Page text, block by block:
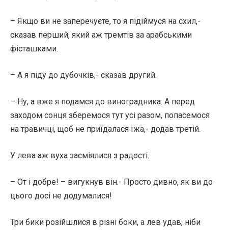
– Якщо ви не заперечуєте, то я підіймуся на схил,-
сказав перший, який аж тремтів за арабськими
фісташками.
– А я піду до дубочків,- сказав другий.
– Ну, а вже я подамся до виноградника. А перед
заходом сонця зберемося тут усі разом, попасемося
на травичці, щоб не приїдалася їжа,- додав третій.
У лева аж вуха засміялися з радості.
– От і добре! – вигукнув він.- Просто дивно, як ви до
цього досі не додумалися!
Три бики розійшлися в різні боки, а лев удав, ніби